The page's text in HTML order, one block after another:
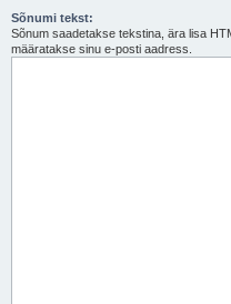
Sõnumi tekst:
Sõnum saadetakse tekstina, ära lisa
määratakse sinu e-posti aadress.